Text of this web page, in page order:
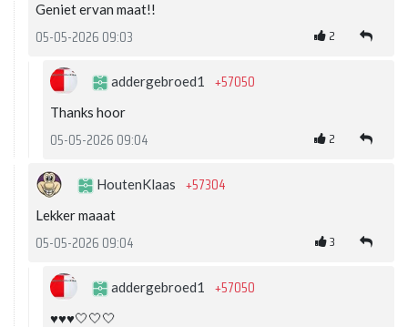
Geniet ervan maat!!
05-05-2026 09:03 2
addergebroed1 +57050
Thanks hoor
05-05-2026 09:04 2
HoutenKlaas +57304
Lekker maaat
05-05-2026 09:04 3
addergebroed1 +57050
♥️♥️♥️🤍🤍🤍